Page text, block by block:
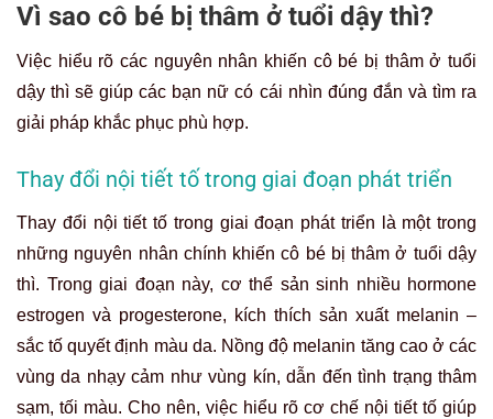
Vì sao cô bé bị thâm ở tuổi dậy thì?
Việc hiểu rõ các nguyên nhân khiến cô bé bị thâm ở tuổi
dậy thì sẽ giúp các bạn nữ có cái nhìn đúng đắn và tìm ra
giải pháp khắc phục phù hợp.
Thay đổi nội tiết tố trong giai đoạn phát triển
Thay đổi nội tiết tố trong giai đoạn phát triển là một trong
những nguyên nhân chính khiến cô bé bị thâm ở tuổi dậy
thì. Trong giai đoạn này, cơ thể sản sinh nhiều hormone
estrogen và progesterone, kích thích sản xuất melanin –
sắc tố quyết định màu da. Nồng độ melanin tăng cao ở các
vùng da nhạy cảm như vùng kín, dẫn đến tình trạng thâm
sạm, tối màu. Cho nên, việc hiểu rõ cơ chế nội tiết tố giúp